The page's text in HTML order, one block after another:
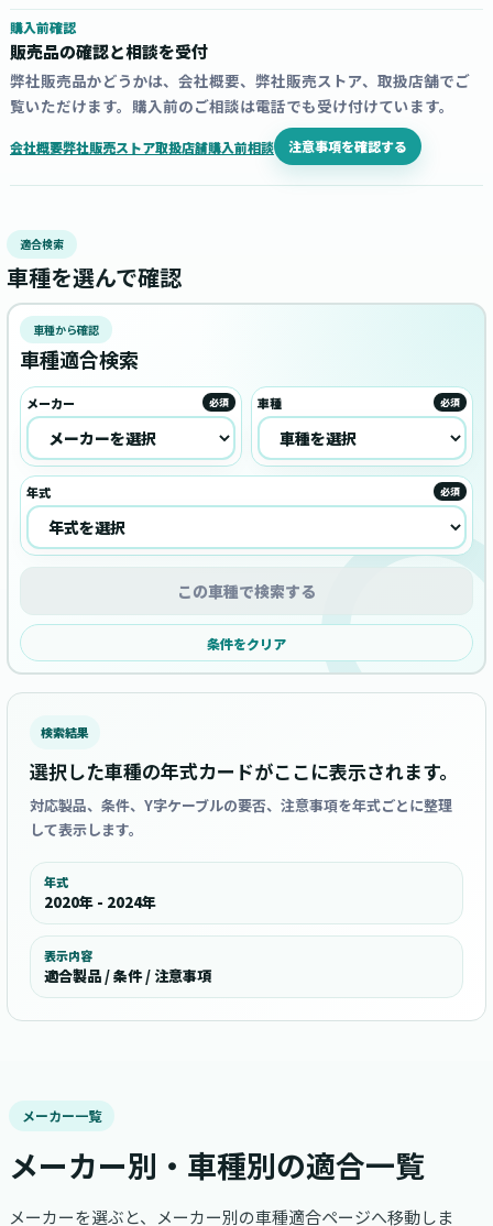
購入前確認
販売品の確認と相談を受付
弊社販売品かどうかは、会社概要、弊社販売ストア、取扱店舗でご
覧いただけます。購入前のご相談は電話でも受け付けています。
会社概要弊社販売ストア取扱店舗購入前相談 注意事項を確認する
適合検索
車種を選んで確認
車種から確認
車種適合検索
メーカー 必須 車種 必須
年式 必須
この車種で検索する
条件をクリア
検索結果
選択した車種の年式カードがここに表示されます。
対応製品、条件、Y字ケーブルの要否、注意事項を年式ごとに整理
して表示します。
年式
2020年 - 2024年
表示内容
適合製品 / 条件 / 注意事項
メーカー一覧
メーカー別・車種別の適合一覧
メーカーを選ぶと、メーカー別の車種適合ページへ移動しま